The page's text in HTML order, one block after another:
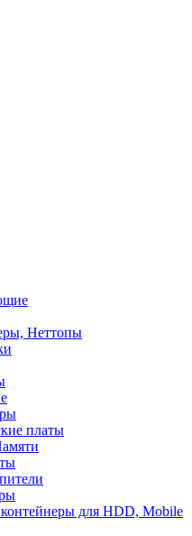
Неттопы
платы
для HDD, Mobile